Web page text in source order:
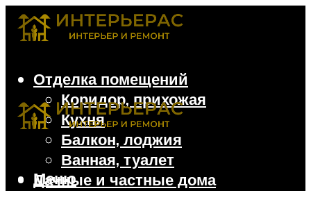
Отделка помещений
Коридор, прихожая
Кухня
Балкон, лоджия
Ванная, туалет
Дачные и частные дома
Меню